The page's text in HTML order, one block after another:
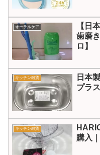
オーラルケア
【日
歯磨
ロ】
キッチン雑貨
日本
プラ
キッチン雑貨
購入